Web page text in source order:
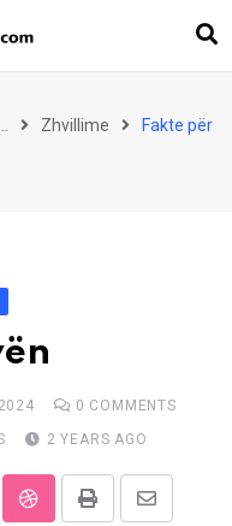
Zhvillime
Fakte për
0 COMMENTS
2 YEARS AGO
StumbleUpon
Print
Share